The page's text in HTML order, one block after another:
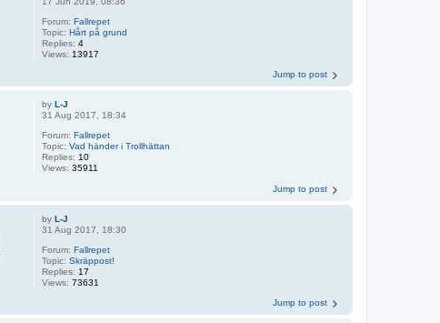
Forum:Fallrepet
Topic:Hårt på grund
Replies:4
Views: 13917
Jump to post
byL-J
31 Aug 2017, 18:34
Forum:Fallrepet
Topic:Vad händer i Trollhättan
Replies: 10
Views:35911
Jump to post
byL-J
31 Aug 2017, 18:30
Forum:Fallrepet
Topic:Skräppost!
Replies: 17
Views:73631
Jump to post